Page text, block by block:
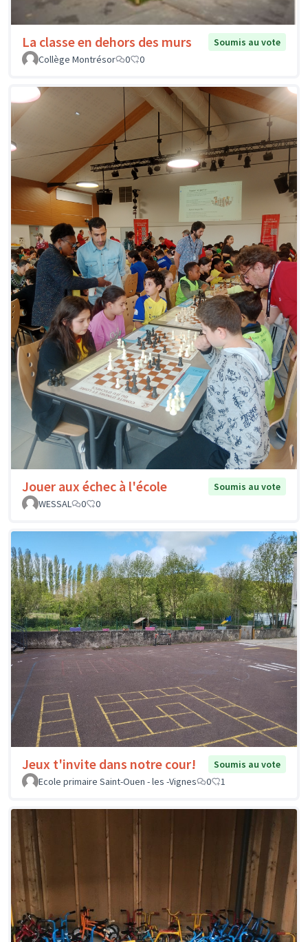
La classe en dehors des murs
Soumis au vote
Collège Montrésor
0 0
Jouer aux échec à l'école
Soumis au vote
WESSAL
0 0
Jeux t'invite dans notre cour!
Soumis au vote
Ecole primaire Saint-Ouen - les -Vignes
0 1